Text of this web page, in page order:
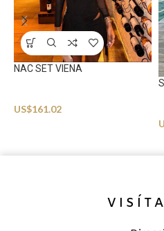
NAC SET VIENA
US$161.02